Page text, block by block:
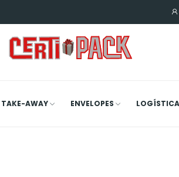
TAKE-AWAY ENVELOPES LOGÍSTICA